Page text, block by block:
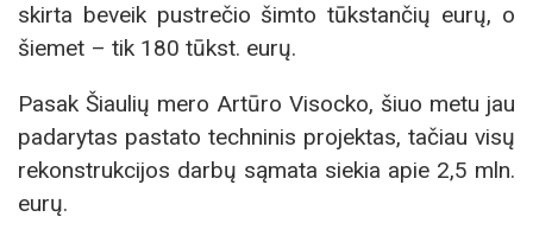
skirta beveik pustrečio šimto tūkstančių eurų, o
šiemet – tik 180 tūkst. eurų.
Pasak Šiaulių mero Artūro Visocko, šiuo metu jau
padarytas pastato techninis projektas, tačiau visų
rekonstrukcijos darbų sąmata siekia apie 2,5 mln.
eurų.